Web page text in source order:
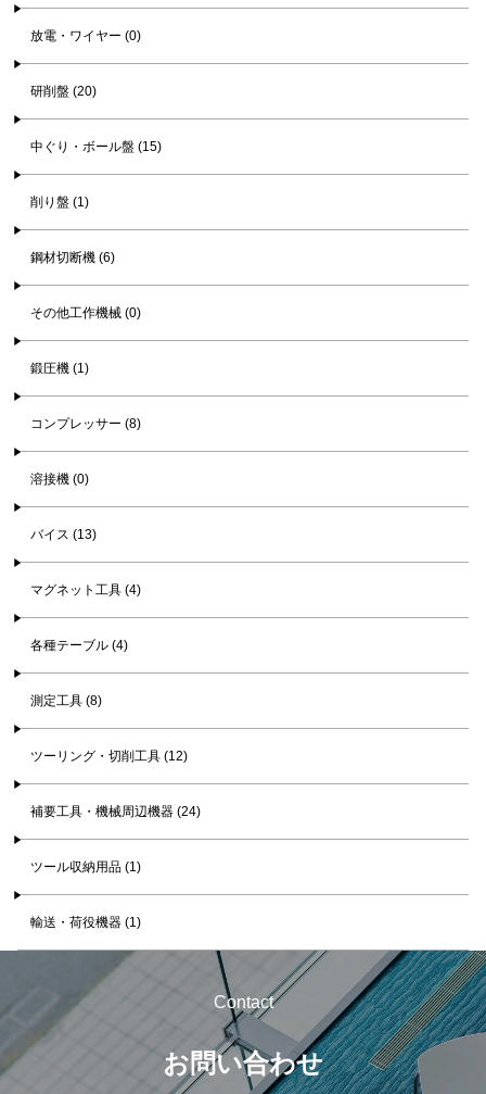
放電・ワイヤー (0)
研削盤 (20)
中ぐり・ボール盤 (15)
削り盤 (1)
鋼材切断機 (6)
その他工作機械 (0)
鍛圧機 (1)
コンプレッサー (8)
溶接機 (0)
バイス (13)
マグネット工具 (4)
各種テーブル (4)
測定工具 (8)
ツーリング・切削工具 (12)
補要工具・機械周辺機器 (24)
ツール収納用品 (1)
輸送・荷役機器 (1)
Contact
お問い合わせ